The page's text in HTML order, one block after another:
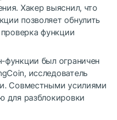
Хакер выяснил, что
позволяет обнулить
функции
функции был ограничен
исследователь
Совместными усилиями
для разблокировки